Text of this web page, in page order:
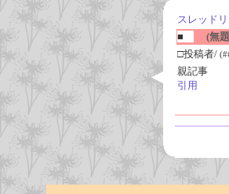
スレッドリ
■
(無
□投稿者/
親記事
引用